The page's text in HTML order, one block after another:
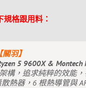
格跟用料：
羽】
5 9600X & Montech
構，追求純粹的效能
熱器，6 根熱導管與